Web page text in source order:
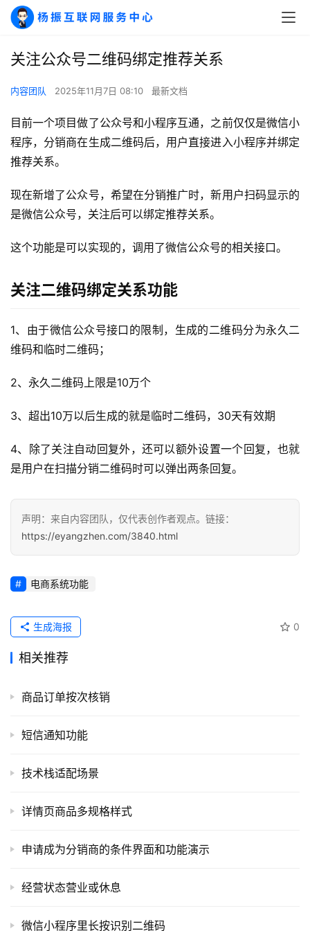
I
干
运
营
记
录
验
教
软
件
务
项
目
提
示
源
码
常
链
关注公众号二维码绑定推荐关系
内容团队 2025年11月7日 08:10 最新文档
目前一个项目做了公众号和小程序互通，之前仅仅是微信小
程序，分销商在生成二维码后，用户直接进入小程序并绑定
推荐关系。
现在新增了公众号，希望在分销推广时，新用户扫码显示的
是微信公众号，关注后可以绑定推荐关系。
这个功能是可以实现的，调用了微信公众号的相关接口。
关注二维码绑定关系功能
1、由于微信公众号接口的限制，生成的二维码分为永久二
维码和临时二维码；
2、永久二维码上限是10万个
3、超出10万以后生成的就是临时二维码，30天有效期
4、除了关注自动回复外，还可以额外设置一个回复，也就
是用户在扫描分销二维码时可以弹出两条回复。
声明：来自内容团队，仅代表创作者观点。链接：
https://eyangzhen.com/3840.html
电商系统功能
0
生成海报
相关推荐
商品订单按次核销
短信通知功能
技术栈适配场景
详情页商品多规格样式
申请成为分销商的条件界面和功能演示
经营状态营业或休息
微信小程序里长按识别二维码